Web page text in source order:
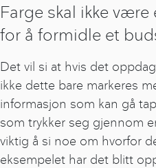
Farge skal ikke
for å formidle et
Det vil si at hvis det
ikke dette bare markeres
informasjon som kan gå
som trykker seg gjennom
viktig å si noe om hvorfor
eksempelet har det blitt